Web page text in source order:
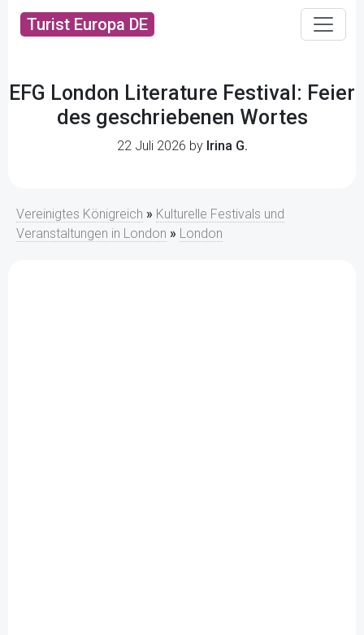
Turist Europa DE
EFG London Literature Festival: Feier
des geschriebenen Wortes
22 Juli 2026 by Irina G.
Vereinigtes Königreich » Kulturelle Festivals und
Veranstaltungen in London » London